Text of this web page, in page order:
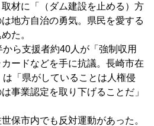
材に「（ダム建設を止める）方
地方自治の勇気。県民を愛する
た。
ら支援者約40人が「強制収用
ードなどを手に抗議。長崎市在
「県がしていることは人権侵
事業認定を取り下げることだ」
保市内でも反対運動があった。